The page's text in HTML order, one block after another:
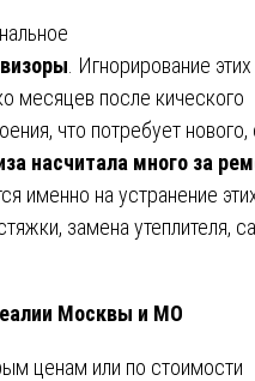
. Игнорирование этих
месяцев после кического
что потребует
насчитала много за
именно на устранение
замена утеплителя,
Москвы и МО
ценам или по стоимости